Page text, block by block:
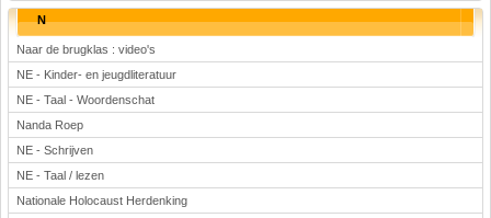
N
Naar de brugklas : video's
NE - Kinder- en jeugdliteratuur
NE - Taal - Woordenschat
Nanda Roep
NE - Schrijven
NE - Taal / lezen
Nationale Holocaust Herdenking